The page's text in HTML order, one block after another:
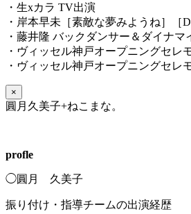
・生xカラ TV出演
・岸本早未［素敵な夢みようね］［
・藤井隆 バックダンサー＆ダイナ
・ヴィッセル神戸オープニングセレ
・ヴィッセル神戸オープニングセレ
×
圓月久美子+ねこまな。
profle
◯圓月 久美子
振り付け・指導チームの出演経歴